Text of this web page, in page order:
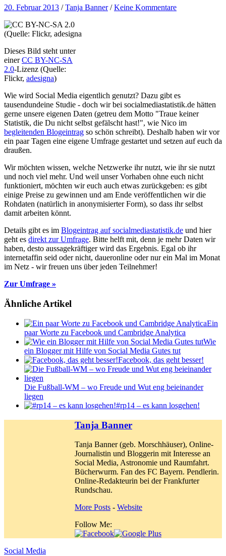
20. Februar 2013 /Tanja Banner /Keine Kommentare
Dieses Bild steht unter
einerCC BY-NC-SA
2.0-Lizenz (Quelle:
Flickr, adesigna)
Wie wird Social Media eigentlich genutzt? Dazu gibt es
tausendundeine Studie - doch wir bei socialmediastatistik.de hätten
gerne unsere eigenen Daten (getreu dem Motto "Traue keiner
Statistik, die Du nicht selbst gefälscht hast!", wie Nico im
begleitenden Blogeintrag so schön schreibt). Deshalb haben wir vor
ein paar Tagen eine eigene Umfrage gestartet und setzen auf euch da
draußen.
Wir möchten wissen, welche Netzwerke ihr nutzt, wie ihr sie nutzt
und noch viel mehr. Und weil unser Vorhaben ohne euch nicht
funktioniert, möchten wir euch auch etwas zurückgeben: es gibt
einige Preise zu gewinnen und am Ende veröffentlichen wir die
Rohdaten (natürlich in anonymisierter Form), so dass ihr selbst
damit arbeiten könnt.
Details gibt es im Blogeintrag auf socialmediastatistik.de und hier
geht es direkt zur Umfrage. Bitte helft mit, denn je mehr Daten wir
haben, desto aussagekräftiger wird das Ergebnis. Egal ob ihr
internetaffin seid oder nicht, daueronline oder nur ein Mal im Monat
im Netz - wir freuen uns über jeden Teilnehmer!
Zur Umfrage »
Ähnliche Artikel
Ein
paar Worte zu Facebook und Cambridge Analytica
Wie
ein Blogger mit Hilfe von Social Media Gutes tut
Facebook, das geht besser!
Die Fußball-WM – wo Freude und Wut eng beieinander
liegen
#rp14 – es kann losgehen!
Tanja Banner
Tanja Banner (geb. Morschhäuser), Online-
Journalistin und Bloggerin mit Interesse an
Social Media, Astronomie und Raumfahrt.
Bücherwurm. Fan des FC Bayern. Pendlerin.
Online-Redakteurin bei der Frankfurter
Rundschau.
More Posts - Website
Follow Me:
Social Media